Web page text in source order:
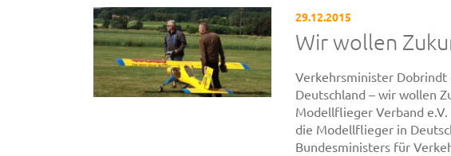
29.12.2015
Wir wollen
Verkehrsminister
Deutschland – wir wollen
Modellflieger Verband
die Modellflieger in
Bundesministers für